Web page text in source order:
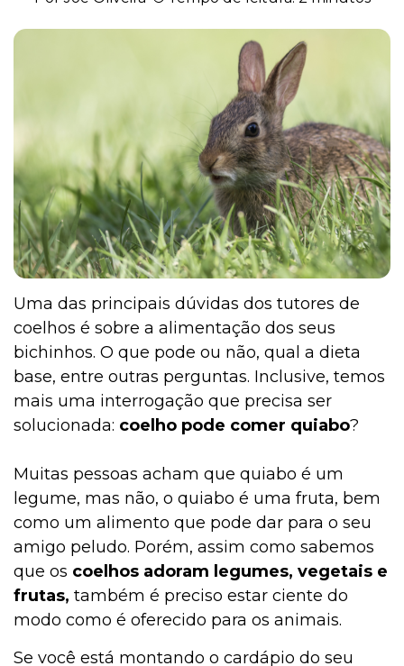
Mamíferos
Roedores
Uma das principais dúvidas dos tutores de
coelhos é sobre a alimentação dos seus
bichinhos. O que pode ou não, qual a dieta
base, entre outras perguntas. Inclusive, temos
mais uma interrogação que precisa ser
solucionada: coelho pode comer quiabo?
Muitas pessoas acham que quiabo é um
legume, mas não, o quiabo é uma fruta, bem
como um alimento que pode dar para o seu
amigo peludo. Porém, assim como sabemos
que os coelhos adoram legumes, vegetais e
frutas, também é preciso estar ciente do
modo como é oferecido para os animais.
Se você está montando o cardápio do seu